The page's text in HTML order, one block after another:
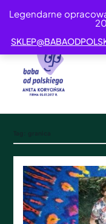
Legendarne